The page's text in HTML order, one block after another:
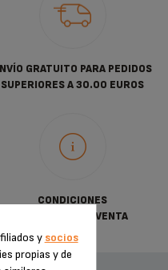
GRATUITO PARA PEDIDOS
SUPERIORES A 30.00 EUROS
CONDICIONES
GENERALES DE VENTA
y socios
propias y de